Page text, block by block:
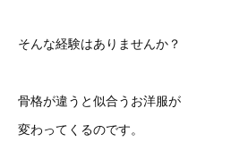
そんな経験はありませんか？
骨格が違うと似合うお洋服が
変わってくるのです。